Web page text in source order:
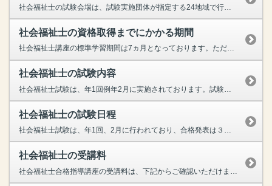
社会福祉士の試験会場は、試験実施団体が指定する24地域で行われ、詳細な会場は申し込み完了後、受験票での案内となります。詳細につきましては、一度試験実施団体である公益財団法人社会福祉振興・試験セン...
社会福祉士の資格取得までにかかる期間
社会福祉士講座の標準学習期間は7ヵ月となっております。ただ、標準学習期間はあくまで目安ですので、ペースを上げればより短い期間で終わらせることも可能です。また、逆にご自分のペースでゆっくりと学習を...
社会福祉士の試験内容
社会福祉士の試験日程
社会福祉士試験は、年1回、2月に行われており、合格発表は３月中旬です。願書受付は例年９月上旬～10月上旬までとなっております。なお、試験の詳細につきましては、その時期の情勢や状況により日程や会場...
社会福祉士の受講料